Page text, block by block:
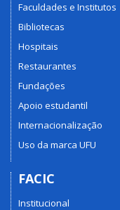
Faculdades e Institutos
Bibliotecas
Hospitais
Restaurantes
Fundações
Apoio estudantil
Internacionalização
Uso da marca UFU
FACIC
Institucional